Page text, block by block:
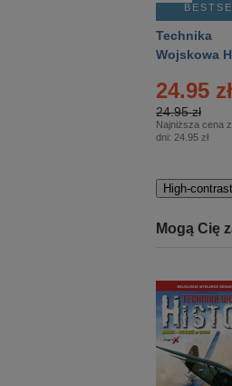
Technika
Wojskowa
24.95 zł
24.95 zł
Najniższa cena
dni: 24.95 zł
High-
Mogą Cię